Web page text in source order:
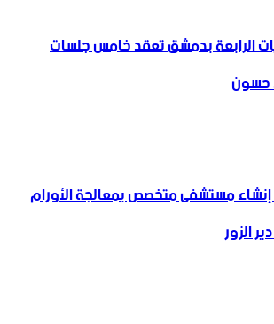
الرابعة بدمشق تعقد خامس جلسات
حسون
إنشاء ‌‏مستشفى متخصص بمعالجة الأورام
الزور